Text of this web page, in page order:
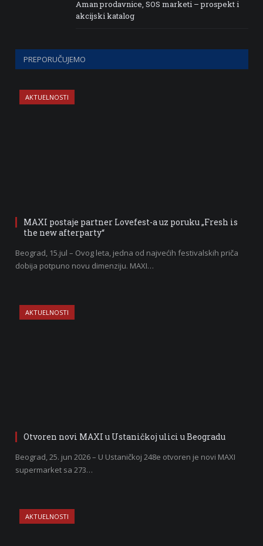
Aman prodavnice, SOS marketi – prospekt i
akcijski katalog
PREPORUČUJEMO
AKTUELNOSTI
MAXI postaje partner Lovefest-a uz poruku „Fresh is
the new afterparty“
Beograd, 15.jul – Ovog leta, jedna od najvećih festivalskih priča
dobija potpuno novu dimenziju. MAXI…
AKTUELNOSTI
Otvoren novi MAXI u Ustaničkoj ulici u Beogradu
Beograd, 25. jun 2026 – U Ustaničkoj 248e otvoren je novi MAXI
supermarket sa 273…
AKTUELNOSTI